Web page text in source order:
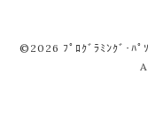
©2026 ﾌﾟﾛｸﾞﾗﾐﾝｸﾞ･